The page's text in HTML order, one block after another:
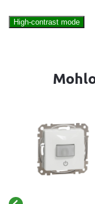
High-contrast mode